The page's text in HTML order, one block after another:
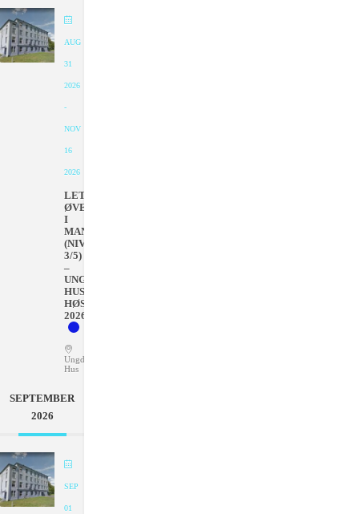
AUG
31
2026
-
NOV
16
2026
LETT
ØVET
I
MANDAGER
(NIVÅ
3/5)
–
UNGDOMMENS
HUS
HØSTEN
2026
Ungdommens
Hus
SEPTEMBER
2026
SEP
01